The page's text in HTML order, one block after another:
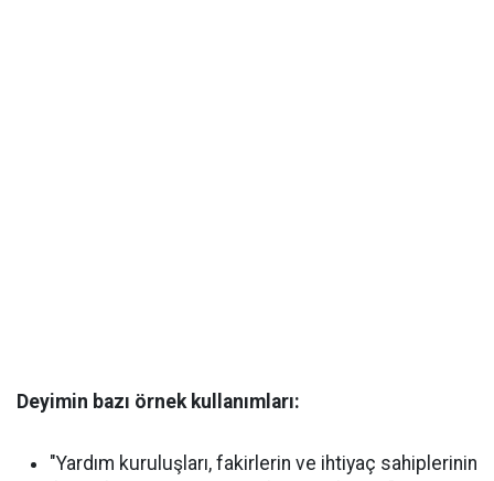
Deyimin bazı örnek kullanımları:
"Yardım kuruluşları, fakirlerin ve ihtiyaç sahiplerinin